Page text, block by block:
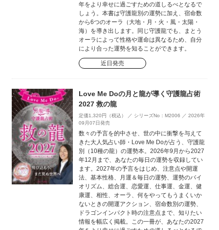
年をより幸せに過ごすための道しるべとなるで
しょう。本書は守護龍別の運勢に加え、宿命数
から6つのオーラ（大地・月・火・風・太陽・
海）を導き出します。同じ守護龍でも、まとう
オーラによって性格や運命は異なるため、自分
により合った運勢を知ることができます。
近日発売
Love Me Doの月と龍が導く守護龍占術
2027 救の龍
定価1,320円（税込） ／ シリーズNo：M2006 ／ 2026年
09月07日発売
数々の予言を的中させ、世の中に衝撃を与えて
きた大人気占い師・Love Me Doが占う、守護龍
別（10種の龍）の運勢本。2026年9月から2027
年12月まで、あなたの毎日の運勢を収録してい
ます。2027年の予言をはじめ、注意点や開運
法、基本性格、月運＆毎日の運勢、運勢のバイ
オリズム、総合運、恋愛運、仕事運、金運、健
康運、相性、オーラ、何をやってもうまくいか
ないときの開運アクション、宿命数別の運勢、
ドラゴンインパクト時の注意点まで、知りたい
情報を幅広く掲載。この一冊が、あなたの2027